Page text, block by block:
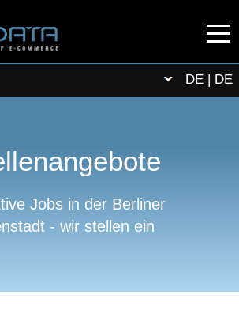
DE | DE
Jobs in der Berliner
- wir stellen ein